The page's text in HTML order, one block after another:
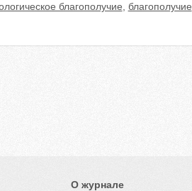
благополучие благополучие
О журнале